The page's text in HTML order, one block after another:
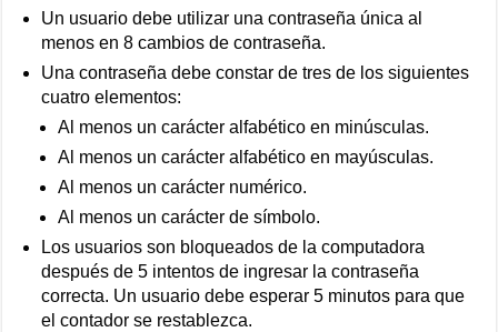
Un usuario debe utilizar una contraseña única al
menos en 8 cambios de contraseña.
Una contraseña debe constar de tres de los siguientes
cuatro elementos:
Al menos un carácter alfabético en minúsculas.
Al menos un carácter alfabético en mayúsculas.
Al menos un carácter numérico.
Al menos un carácter de símbolo.
Los usuarios son bloqueados de la computadora
después de 5 intentos de ingresar la contraseña
correcta. Un usuario debe esperar 5 minutos para que
el contador se restablezca.